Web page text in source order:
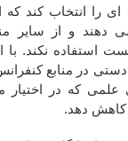
را انتخاب کند که
دهند و از سایر
استفاده نکند.
در منابع
علمی که در
کاهش دهد.